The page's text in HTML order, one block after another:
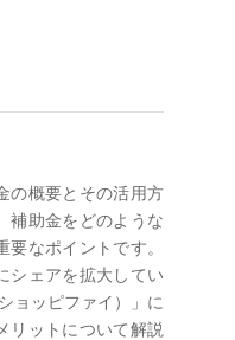
の概要とその活用方
補助金をどのような
なポイントです。
シェアを拡大してい
ョッピファイ）」に
リットについて解説